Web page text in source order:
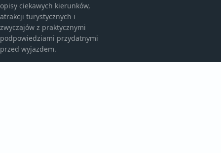
opisy ciekawych kierunków,
atrakcji turystycznych i
zwyczajów z praktycznymi
podpowiedziami przydatnymi
przed wyjazdem.